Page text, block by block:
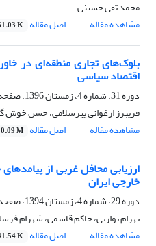
محمد تقی حسینی
مشاهده مقاله
اصل مقاله K
بلوک‌های تجاری منطقه‌ای در
اقتصاد سیاسی
دوره 31، شماره 4، زمستان 1396، صفحه
فریبرز ارغوانی پیرسلامی، حسن خوش
مشاهده مقاله
اصل مقاله M
ارزیابی محافل غربی از
خارجی ایران
دوره 29، شماره 4، زمستان 1394، صفحه
بهرام نوازنی، حاکم قاسمی، شهرام
مشاهده مقاله
اصل مقاله K